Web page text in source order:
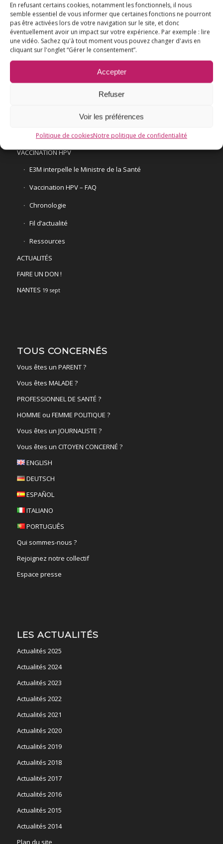
En refusant certains cookies, notamment les fonctionnels, il nous
semble essentiel de vous informer que certaines fonctions ne pourront
pas être activées lors de votre navigation sur le site, et donc
éventuellement avoir un impact sur votre expérience. Par exemple : lire
une vidéo. Sachez qu'à tout moment vous pouvez changer d'avis en
cliquant sur l'onglet “Gérer le consentement”.
Accepter
Refuser
Voir les préférences
Politique de cookiesNotre politique de confidentialité
Qui sommes-nous ? AIDEZ-NOUS !
VACCINATION HPV
E3M interpelle le Ministre de la Santé
Vaccination HPV – FAQ
Chronologie
Fil d’actualité
Ressources
ACTUALITÉS
FAIRE UN DON !
NANTES 19 sept
TOUS CONCERNÉS
Vous êtes un PARENT ?
Vous êtes MALADE ?
PROFESSIONNEL DE SANTÉ ?
HOMME ou FEMME POLITIQUE ?
Vous êtes un JOURNALISTE ?
Vous êtes un CITOYEN CONCERNÉ ?
ENGLISH
DEUTSCH
ESPAÑOL
ITALIANO
PORTUGUÊS
Qui sommes-nous ?
Rejoignez notre collectif
Espace presse
LES ACTUALITÉS
Actualités 2025
Actualités 2024
Actualités 2023
Actualités 2022
Actualités 2021
Actualités 2020
Actualités 2019
Actualités 2018
Actualités 2017
Actualités 2016
Actualités 2015
Actualités 2014
Plan du site